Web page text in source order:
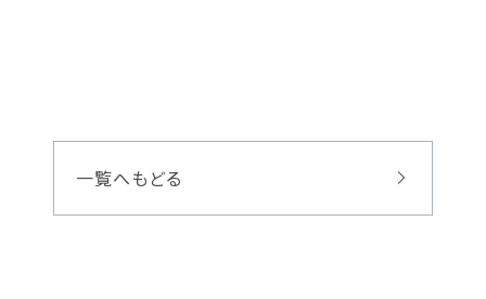
一覧へもどる